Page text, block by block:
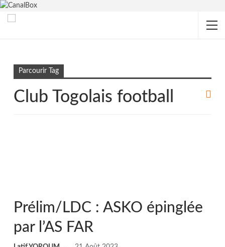
Parcourir Tag
Club Togolais football
Prélim/LDC : ASKO épinglée
par l’AS FAR